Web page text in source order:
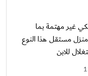
غير مهتمة بما
مستقل هذا النوع
للابن